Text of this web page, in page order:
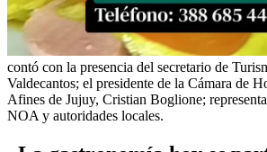
contó con la presencia del secretario de
Valdecantos; el presidente de la Cámara de
Afines de Jujuy, Cristian Boglione;
NOA y autoridades locales.